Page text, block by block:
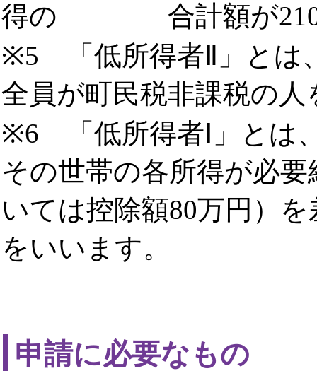
得の
合計額が
※5 「低所得者Ⅱ」とは
全員が町民税非課税の
※6 「低所得者Ⅰ」とは
その世帯の各所得が必
いては控除額80万円）
をいいます。
申請に必要なもの